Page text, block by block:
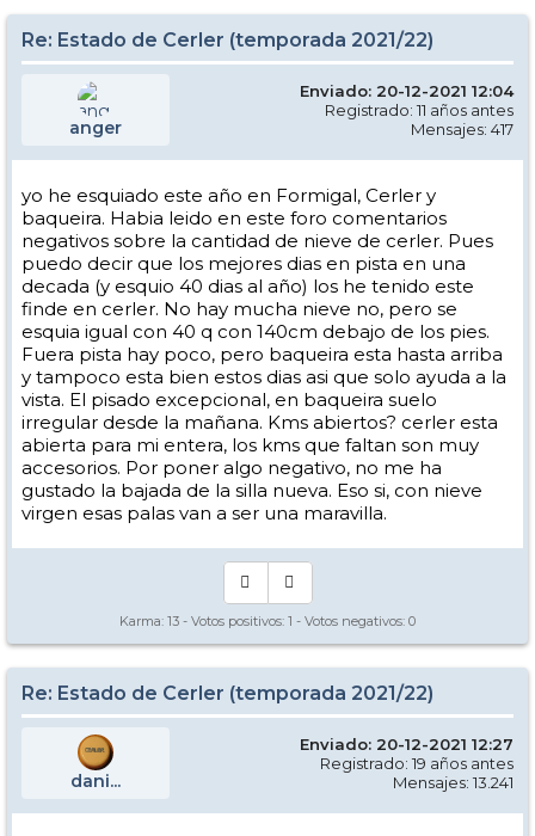
Re: Estado de Cerler (temporada 2021/22)
anger
Enviado: 20-12-2021 12:04
Registrado: 11 años antes
Mensajes: 417
yo he esquiado este año en Formigal, Cerler y
baqueira. Habia leido en este foro comentarios
negativos sobre la cantidad de nieve de cerler. Pues
puedo decir que los mejores dias en pista en una
decada (y esquio 40 dias al año) los he tenido este
finde en cerler. No hay mucha nieve no, pero se
esquia igual con 40 q con 140cm debajo de los pies.
Fuera pista hay poco, pero baqueira esta hasta arriba
y tampoco esta bien estos dias asi que solo ayuda a la
vista. El pisado excepcional, en baqueira suelo
irregular desde la mañana. Kms abiertos? cerler esta
abierta para mi entera, los kms que faltan son muy
accesorios. Por poner algo negativo, no me ha
gustado la bajada de la silla nueva. Eso si, con nieve
virgen esas palas van a ser una maravilla.
Karma: 13 - Votos positivos: 1 - Votos negativos: 0
Re: Estado de Cerler (temporada 2021/22)
dani...
Enviado: 20-12-2021 12:27
Registrado: 19 años antes
Mensajes: 13.241